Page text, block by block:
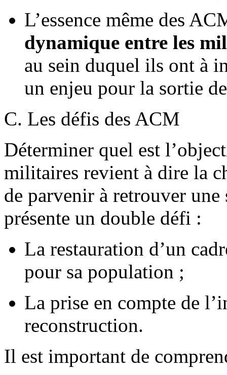
L’essence même des
dynamique entre les
au sein duquel ils ont à
un enjeu pour la sortie
C. Les défis des ACM
Déterminer quel est
militaires revient à dire la
de parvenir à retrouver
présente un double défi :
La restauration d’un
pour sa population ;
La prise en compte de
reconstruction.
Il est important de